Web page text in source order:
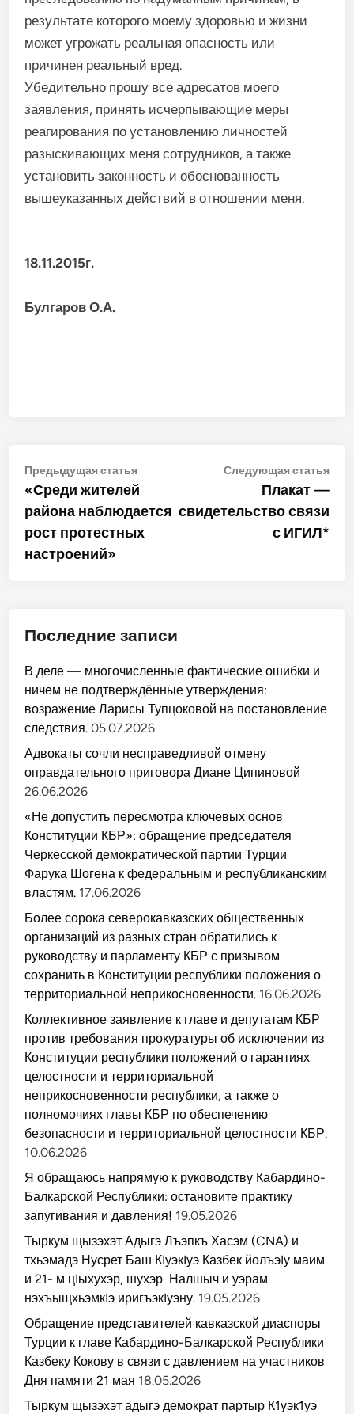
результате которого моему здоровью и жизни
может угрожать реальная опасность или
причинен реальный вред.
Убедительно прошу все адресатов моего
заявления, принять исчерпывающие меры
реагирования по установлению личностей
разыскивающих меня сотрудников, а также
установить законность и обоснованность
вышеуказанных действий в отношении меня.
18.11.2015г.
Булгаров О.А.
Навигация
по
записям
Предыдущая статьяПредыдущая
статья:
«Среди жителей
района наблюдается
рост протестных
настроений»
Следующая статья
Плакат —
свидетельство связи
с ИГИЛ*
Последние записи
В деле — многочисленные фактические ошибки и
ничем не подтверждённые утверждения:
возражение Ларисы Тупцоковой на постановление
следствия. 05.07.2026
Адвокаты сочли несправедливой отмену
оправдательного приговора Диане Ципиновой
26.06.2026
«Не допустить пересмотра ключевых основ
Конституции КБР»: обращение председателя
Черкесской демократической партии Турции
Фарука Шогена к федеральным и республиканским
властям. 17.06.2026
Более сорока северокавказских общественных
организаций из разных стран обратились к
руководству и парламенту КБР с призывом
сохранить в Конституции республики положения о
территориальной неприкосновенности. 16.06.2026
Коллективное заявление к главе и депутатам КБР
против требования прокуратуры об исключении из
Конституции республики положений о гарантиях
целостности и территориальной
неприкосновенности республики, а также о
полномочиях главы КБР по обеспечению
безопасности и территориальной целостности КБР.
10.06.2026
Я обращаюсь напрямую к руководству Кабардино-
Балкарской Республики: остановите практику
запугивания и давления! 19.05.2026
Тыркум щызэхэт Адыгэ Лъэпкъ Хасэм (CNA) и
тхьэмадэ Нусрет Баш КIуэкIуэ Казбек йолъэIу маим
и 21- м цIыхухэр, шухэр Налшыч и уэрам
нэхъыщхьэмкIэ иригъэкIуэну. 19.05.2026
Обращение представителей кавказской диаспоры
Турции к главе Кабардино-Балкарской Республики
Казбеку Кокову в связи с давлением на участников
Дня памяти 21 мая 18.05.2026
Тыркум щызэхэт адыгэ демократ партыр К1уэк1уэ